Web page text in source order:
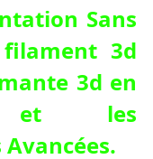
Sans
filament 3d
3d en
les